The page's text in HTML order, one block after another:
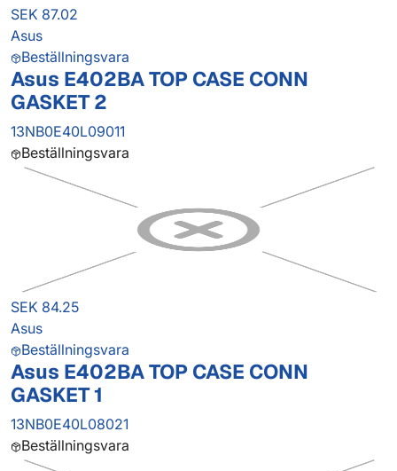
SEK 87.02
Asus
Beställningsvara
Asus E402BA TOP CASE CONN
GASKET 2
13NB0E40L09011
Beställningsvara
SEK 84.25
Asus
Beställningsvara
Asus E402BA TOP CASE CONN
GASKET 1
13NB0E40L08021
Beställningsvara